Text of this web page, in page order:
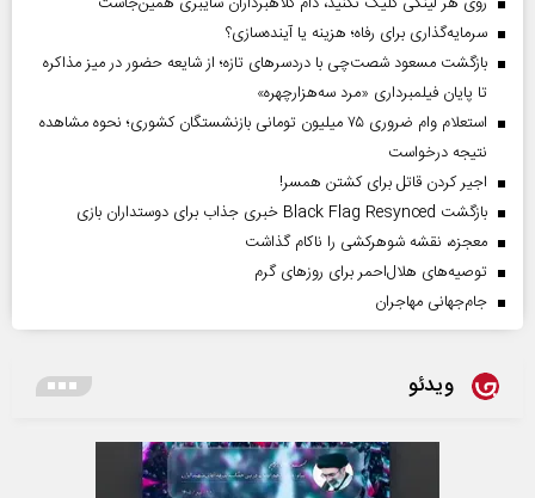
سرمایه‌گذاری برای رفاه؛ هزینه یا آینده‌سازی؟
بازگشت مسعود شصت‌چی با دردسر‌های تازه؛ از شایعه حضور در میز مذاکره
تا پایان فیلمبرداری «مرد سه‌هزارچهره»
استعلام وام ضروری ۷۵ میلیون تومانی بازنشستگان کشوری؛ نحوه مشاهده
نتیجه درخواست
اجیر کردن قاتل برای کشتن همسر!
بازگشت Black Flag Resynced خبری جذاب برای دوستداران بازی
معجزه، نقشه شوهرکشی را ناکام گذاشت
توصیه‌های هلال‌احمر برای روز‌های گرم
جام‌جهانی مهاجران
ویدئو